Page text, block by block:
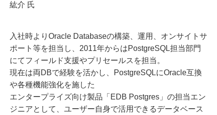
紘介 氏
入社時よりOracle Databaseの構築、運用、オンサイトサ
ポート等を担当し、2011年からはPostgreSQL担当部門
にてフィールド支援やプリセールスを担当。
現在は両DBで経験を活かし、PostgreSQLにOracle互換
や各種機能強化を施した
エンタープライズ向け製品「EDB Postgres」の担当エン
ジニアとして、ユーザー自身で活用できるデータベース